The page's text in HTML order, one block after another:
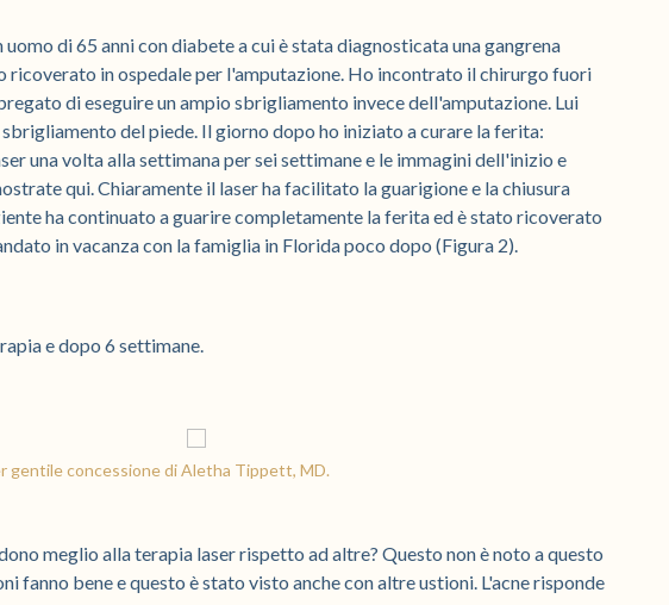
uomo di 65 anni con diabete a cui è stata diagnosticata una gangrena
ricoverato in ospedale per l'amputazione. Ho incontrato il chirurgo fuori
di eseguire un ampio sbrigliamento invece dell'amputazione. Lui
del piede. Il giorno dopo ho iniziato a curare la ferita:
una volta alla settimana per sei settimane e le immagini dell'inizio e
qui. Chiaramente il laser ha facilitato la guarigione e la chiusura
ha continuato a guarire completamente la ferita ed è stato ricoverato
in vacanza con la famiglia in Florida poco dopo (Figura 2).
e dopo 6 settimane.
gentile concessione di Aletha Tippett, MD.
meglio alla terapia laser rispetto ad altre? Questo non è noto a questo
fanno bene e questo è stato visto anche con altre ustioni. L'acne risponde